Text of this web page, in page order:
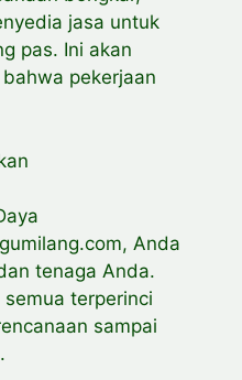
jasa untuk
pas. Ini akan
pekerjaan
Anda
tenaga Anda.
terperinci
sampai